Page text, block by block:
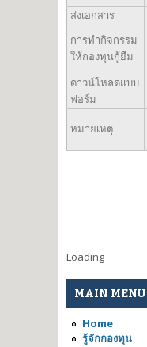
ส่งเอกสาร
การทำกิจกรรม
ให้กองทุนกู้ยืม
ดาวน์โหลดแบบ
ฟอร์ม
หมายเหตุ
Loading
MAIN MENU
Home
รู้จักกองทุน